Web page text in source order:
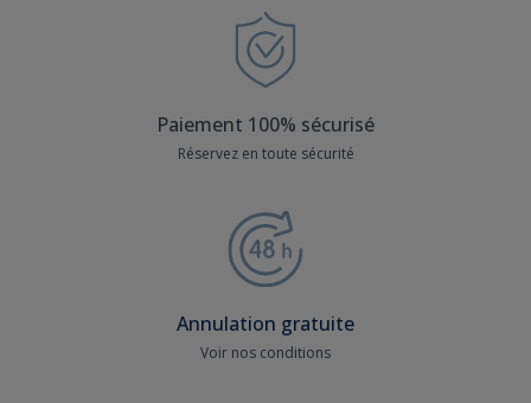
Paiement 100% sécurisé
Réservez en toute sécurité
Annulation gratuite
Voir nos conditions